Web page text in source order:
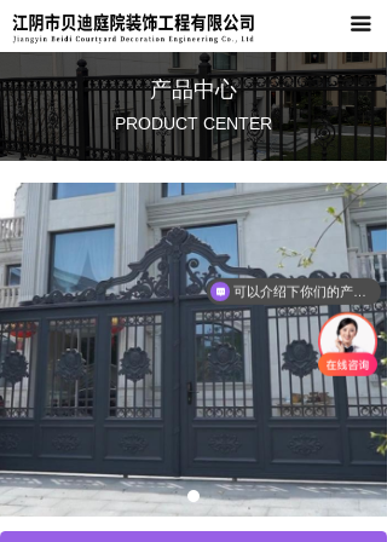
끀
首页
关于我们
产品中心
新闻资讯
联系我们
产品中心
PRODUCT CENTER
可以介绍下你们的产品么